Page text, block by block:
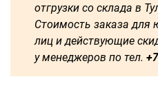
отгрузки со склада в
Стоимость заказа для
лиц и действующие
у менеджеров по тел.
3500 3750
4500 4750